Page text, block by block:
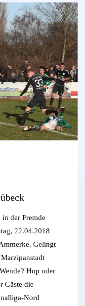
der Fremde
22.04.2018
Gelingt
Hop oder
Gäste die
Nord